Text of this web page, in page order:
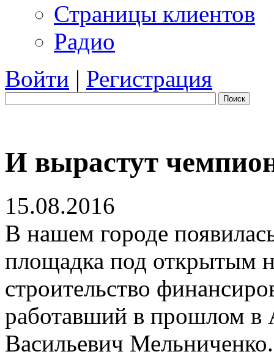
Страницы клиентов
Радио
Войти | Регистрация
Поиск
И вырастут
15.08.2016
В нашем городе
площадка под открытым
строительство
работавший в прошлом
Васильевич Мельниченко.